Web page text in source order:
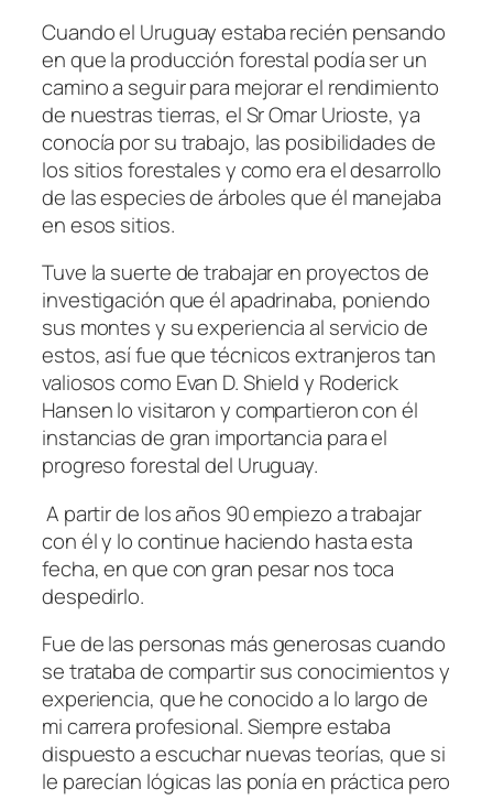
Cuando el Uruguay estaba recién pensando
en que la producción forestal podía ser un
camino a seguir para mejorar el rendimiento
de nuestras tierras, el Sr Omar Urioste, ya
conocía por su trabajo, las posibilidades de
los sitios forestales y como era el desarrollo
de las especies de árboles que él manejaba
en esos sitios.
Tuve la suerte de trabajar en proyectos de
investigación que él apadrinaba, poniendo
sus montes y su experiencia al servicio de
estos, así fue que técnicos extranjeros tan
valiosos como Evan D. Shield y Roderick
Hansen lo visitaron y compartieron con él
instancias de gran importancia para el
progreso forestal del Uruguay.
A partir de los años 90 empiezo a trabajar
con él y lo continue haciendo hasta esta
fecha, en que con gran pesar nos toca
despedirlo.
Fue de las personas más generosas cuando
se trataba de compartir sus conocimientos y
experiencia, que he conocido a lo largo de
mi carrera profesional. Siempre estaba
dispuesto a escuchar nuevas teorías, que si
le parecían lógicas las ponía en práctica pero